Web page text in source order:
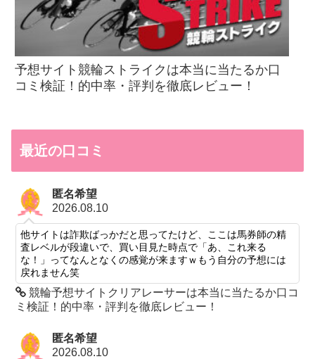
予想サイト競輪ストライクは本当に当たるか口
コミ検証！的中率・評判を徹底レビュー！
最近の口コミ
匿名希望
2026.08.10
他サイトは詐欺ばっかだと思ってたけど、ここは馬券師の精
査レベルが段違いで、買い目見た時点で「あ、これ来る
な！」ってなんとなくの感覚が来ますｗもう自分の予想には
戻れません笑
競輪予想サイトクリアレーサーは本当に当たるか口コ
ミ検証！的中率・評判を徹底レビュー！
匿名希望
2026.08.10